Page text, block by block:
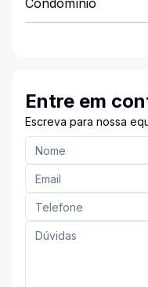
Condomínio
Entre em
Escreva para nossa